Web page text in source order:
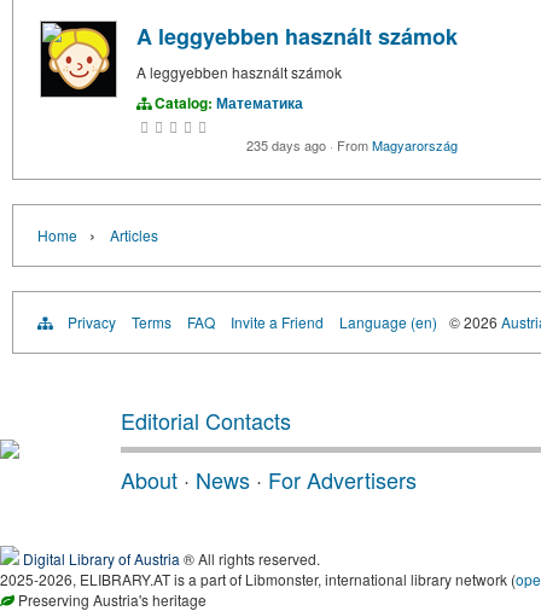
A leggyebben használt számok
A leggyebben használt számok
Catalog: Математика
235 days ago · FromMagyarország
Home › Articles
Privacy Terms FAQ Invite a Friend Language (en) © 2026
Editorial Contacts
About · News · For Advertisers
Digital Library of Austria ® All rights reserved.
2025-2026, ELIBRARY.AT is a part of Libmonster, international library network (
Preserving Austria's heritage